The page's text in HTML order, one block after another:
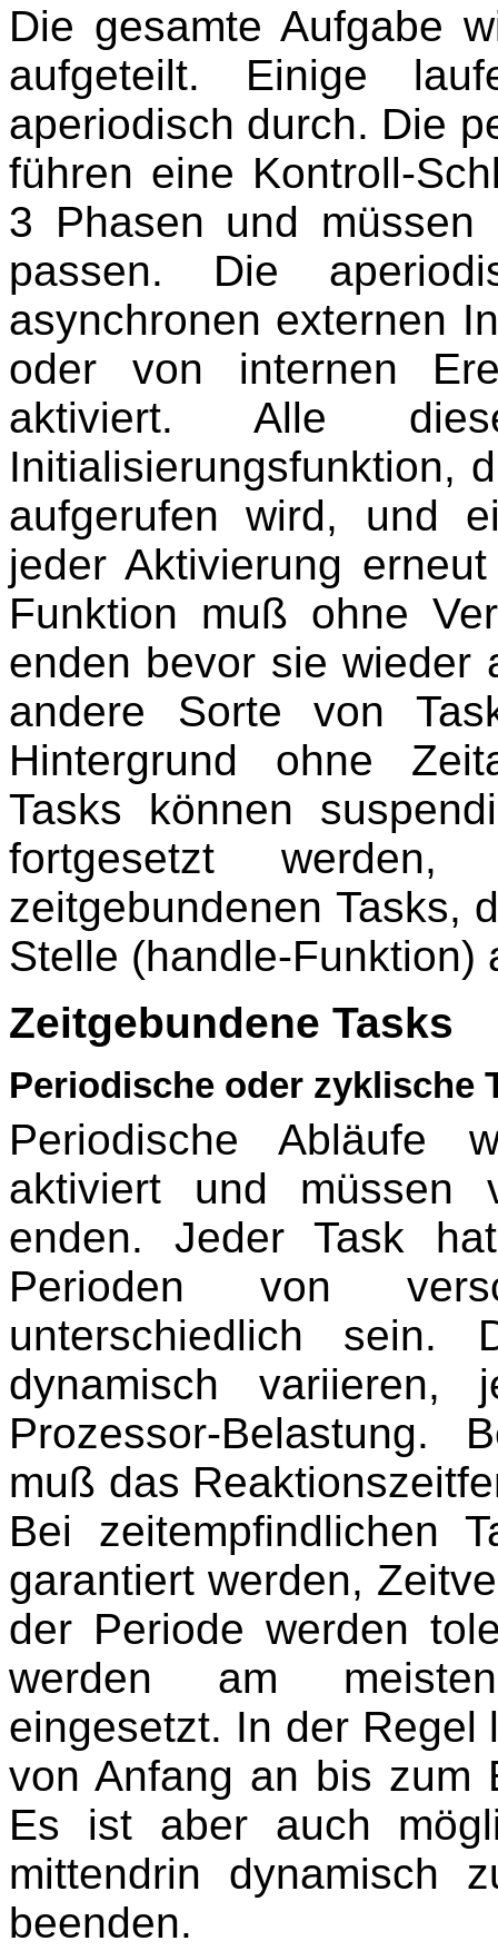
Die gesamte Aufgabe
aufgeteilt. Einige
aperiodisch durch. Die
führen eine Kontroll-
3 Phasen und müssen
passen. Die
asynchronen externen
oder von internen
aktiviert. Alle
Initialisierungsfunktion,
aufgerufen wird, und
jeder Aktivierung
Funktion muß ohne
enden bevor sie wieder
andere Sorte von
Hintergrund ohne
Tasks können
fortgesetzt
zeitgebundenen Tasks,
Stelle (handle-Funktion)
Zeitgebundene Tasks
Periodische oder zyklische
Periodische Abläufe
aktiviert und müssen
enden. Jeder Task
Perioden von
unterschiedlich sein.
dynamisch
Prozessor-Belastung.
muß das
Bei zeitempfindlichen
garantiert werden,
der Periode werden
werden am
eingesetzt. In der Regel
von Anfang an bis zum
Es ist aber auch
mittendrin dynamisch
beenden.